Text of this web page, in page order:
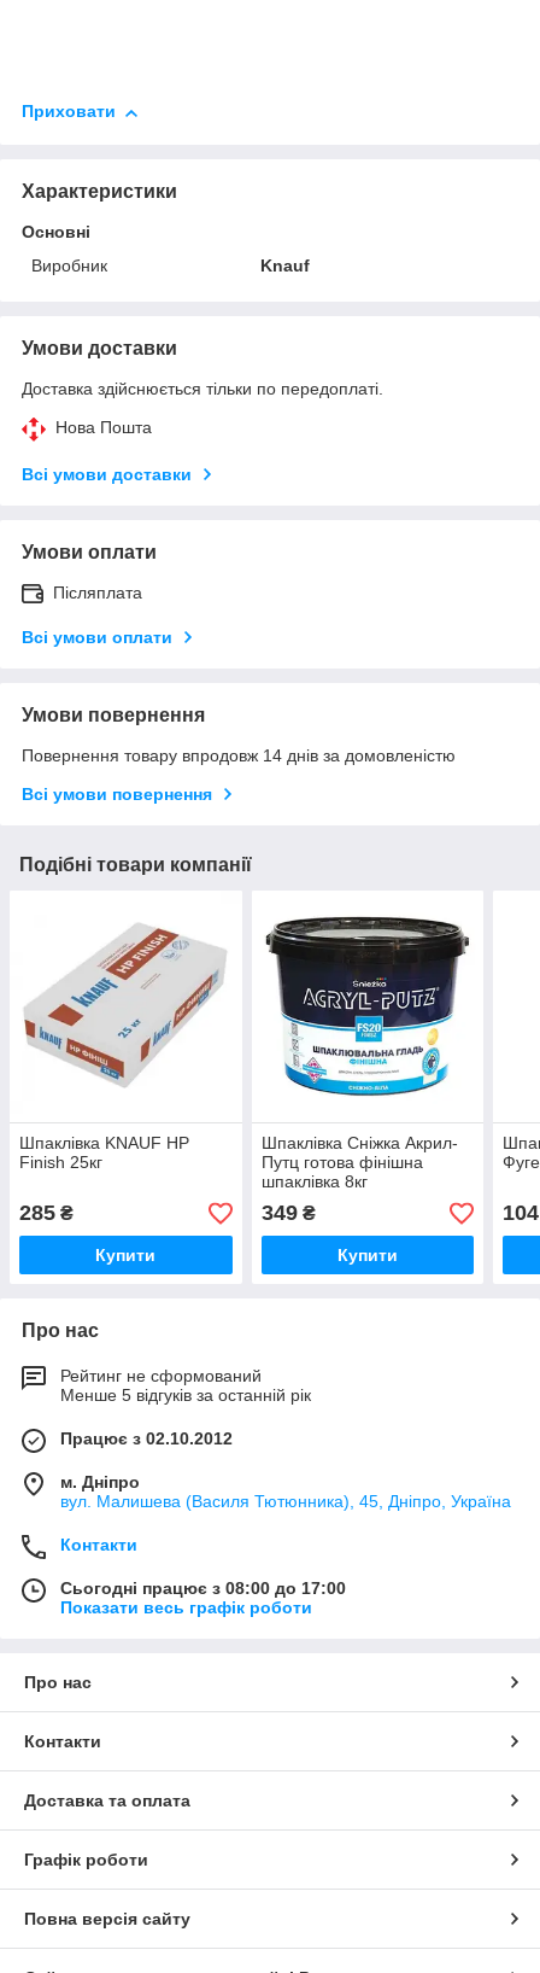
Приховати
Характеристики
Основні
Виробник
Knauf
Умови доставки
Доставка здійснюється тільки по передоплаті.
Нова Пошта
Всі умови доставки
Умови оплати
Післяплата
Всі умови оплати
Умови повернення
Повернення товару впродовж 14 днів за домовленістю
Всі умови повернення
Подібні товари компанії
Шпаклівка KNAUF HP
Finish 25кг
285 ₴
Купити
Шпаклівка Сніжка Акрил-
Путц готова фінішна
шпаклівка 8кг
349₴
Купити
Про нас
Рейтинг не сформований
Менше 5 відгуків за останній рік
Працює з 02.10.2012
м. Дніпро
вул. Малишева (Василя Тютюнника), 45, Дніпро, Україна
Контакти
Сьогодні працює з 08:00 до 17:00
Показати весь графік роботи
Про нас
Контакти
Доставка та оплата
Графік роботи
Повна версія сайту